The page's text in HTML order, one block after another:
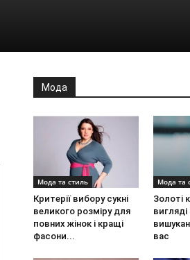
Мода
Мода та стиль
Критерії вибору сукні
великого розміру для
повних жінок і кращі
фасони...
Мода та
Золоті
вас